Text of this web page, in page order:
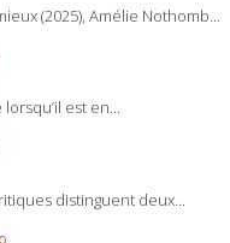
(2025), Amélie Nothomb...
lorsqu’il est en...
distinguent deux...